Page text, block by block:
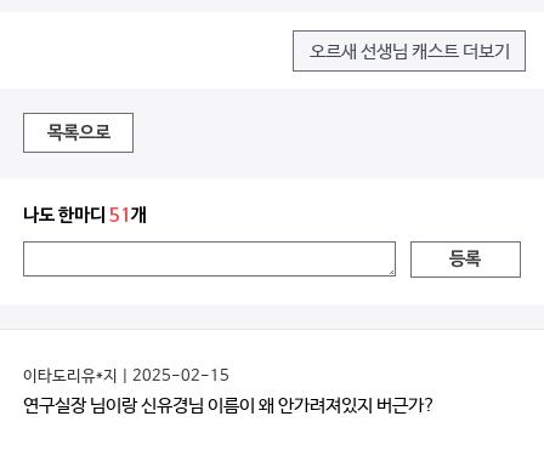
오르새 선생님 캐스트 더보기
목록으로
나도 한마디51개
등록
이타도리유*지 | 2025-02-15
연구실장 님이랑 신유경님 이름이 왜 안가려져있지 버근가?